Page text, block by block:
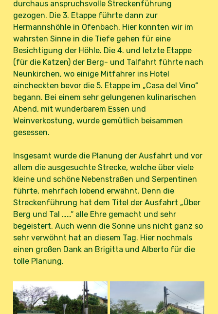
durchaus anspruchsvolle Streckenführung
gezogen. Die 3. Etappe führte dann zur
Hermannshöhle in Ofenbach. Hier konnten wir im
wahrsten Sinne in die Tiefe gehen für eine
Besichtigung der Höhle. Die 4. und letzte Etappe
(für die Katzen) der Berg- und Talfahrt führte nach
Neunkirchen, wo einige Mitfahrer ins Hotel
eincheckten bevor die 5. Etappe im „Casa del Vino“
begann. Bei einem sehr gelungenen kulinarischen
Abend, mit wunderbarem Essen und
Weinverkostung, wurde gemütlich beisammen
gesessen.
Insgesamt wurde die Planung der Ausfahrt und vor
allem die ausgesuchte Strecke, welche über viele
kleine und schöne Nebenstraßen und Serpentinen
führte, mehrfach lobend erwähnt. Denn die
Streckenführung hat dem Titel der Ausfahrt „Über
Berg und Tal ……“ alle Ehre gemacht und sehr
begeistert. Auch wenn die Sonne uns nicht ganz so
sehr verwöhnt hat an diesem Tag. Hier nochmals
einen großen Dank an Brigitta und Alberto für die
tolle Planung.